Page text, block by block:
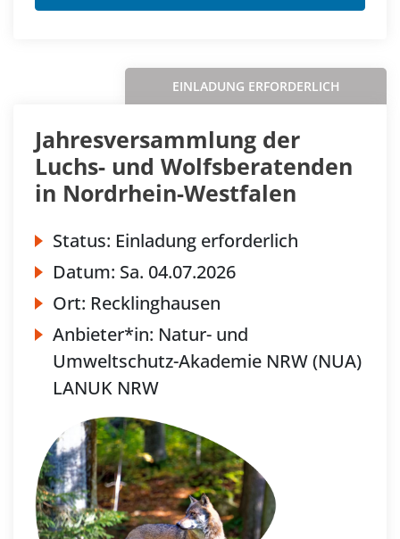
EINLADUNG ERFORDERLICH
Jahresversammlung der
Luchs- und Wolfsberatenden
in Nordrhein-Westfalen
Status: Einladung erforderlich
Datum: Sa. 04.07.2026
Ort: Recklinghausen
Anbieter*in: Natur- und
Umweltschutz-Akademie NRW (NUA)
LANUK NRW